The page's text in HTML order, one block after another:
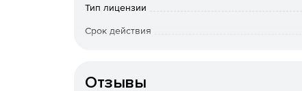
Web-мониторинг – наблюдение за
Тип лицензии
Срок действия
Отзывы